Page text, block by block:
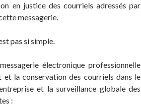
en justice des courriels adressés par
messagerie.
pas si simple.
électronique professionnelle
et la conservation des courriels dans le
et la surveillance globale des
: